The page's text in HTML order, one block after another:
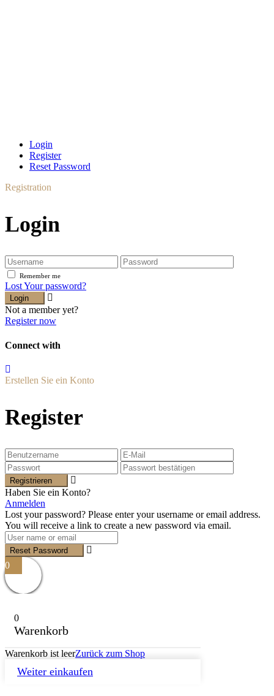
Login
Register
Reset Password
Registration
Login
Remember me
Lost Your password?
Login
Not a member yet?
Register now
Connect with
Erstellen Sie ein Konto
Register
Registrieren
Haben Sie ein Konto?
Anmelden
Lost your password? Please enter your username or email address.
You will receive a link to create a new password via email.
Reset Password
0
0
Warenkorb
Warenkorb ist leerZurück zum Shop
Weiter einkaufen